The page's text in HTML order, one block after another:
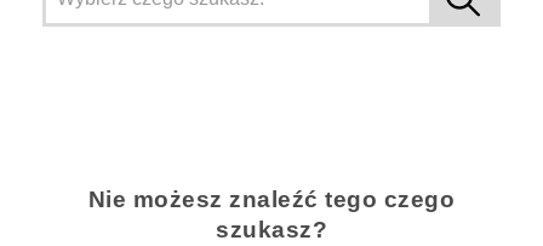
Nie możesz znaleźć tego czego
szukasz?